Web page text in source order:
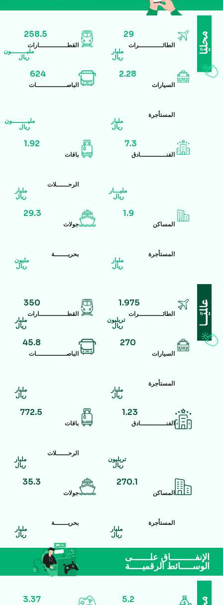
الطائــــــــــــرات
29
مليار
ريال
القطــــــــــــــارات
258.5
مليــــــــون
ريال
السيارات
المستأجرة
2.28
مليار
ريال
الباصـــــــــــــــات
624
مليــــــــون
ريال
الفنـــــــــــــادق
7.3
مليـــار
ريال
باقات
الرحــــــلات
1.92
مليار
ريال
المساكن
المستأجرة
1.9
مليار
ريال
جولات
بحريـــــــة
29.3
مليون
ريال
الطائــــــــــــرات
1.975
تريليون
ريال
القطــــــــــــــارات
350
مليار
ريال
السيارات
المستأجرة
270
مليار
ريال
الباصـــــــــــــــات
45.8
مليار
ريال
الفنـــــــــــــادق
1.23
تريليون
ريال
باقات
الرحــــــلات
772.5
مليار
ريال
المساكن
المستأجرة
270.1
مليار
ريال
جولات
بحريـــــــة
35.3
مليار
ريال
الإنفــــــــــاق علـــــــى
الوســـــائط الرقميـــــة
5.2
3.37